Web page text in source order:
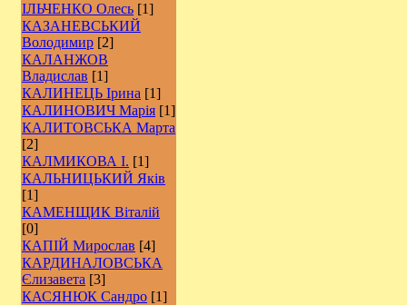
ІЛЬЧЕНКО Олесь [1]
КАЗАНЕВСЬКИЙ
Володимир [2]
КАЛАНЖОВ
Владислав [1]
КАЛИНЕЦЬ Ірина [1]
КАЛИНОВИЧ Марія [1]
КАЛИТОВСЬКА Марта
[2]
КАЛМИКОВА І. [1]
КАЛЬНИЦЬКИЙ Яків
[1]
КАМЕНЩИК Віталій
[0]
КАПІЙ Мирослав [4]
КАРДИНАЛОВСЬКА
Єлизавета [3]
КАСЯНЮК Сандро [1]